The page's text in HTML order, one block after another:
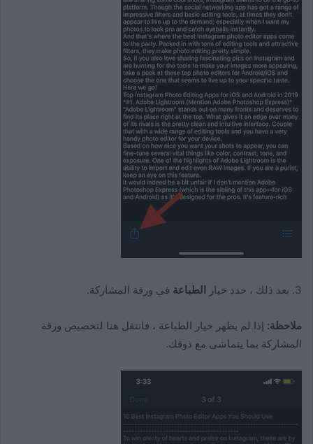
3. بعد ذلك ، حدد خيار الطباعة في ورقة المشاركة.
ملاحظة: إذا لم يظهر خيار الطباعة ، فانتقل هنا لتخصيص ورقة
المشاركة بما يتماشى مع ذوقك.